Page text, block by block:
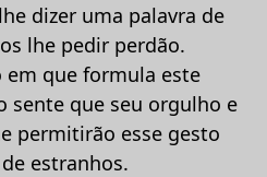
dizer uma palavra de
lhe pedir perdão.
em que formula este
sente que seu orgulho e
permitirão esse gesto
estranhos.